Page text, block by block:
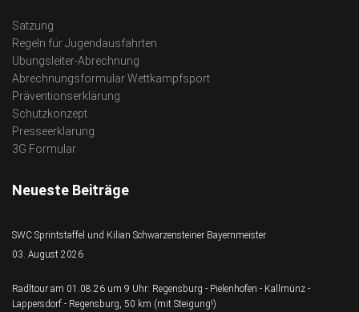
Satzung
Regeln für Jugendausfahrten
Übungsleiter-Abrechnung
Abrechnungsformular Wettkampfsport
Präventionserklärung
Schutzkonzept
Presseerklärung
3G Formular
Neueste Beiträge
SWC Sprintstaffel und Kilian Schwarzensteiner Bayernmeister
03. August 2026
Radltour am 01.08.26 um 9 Uhr: Regensburg - Pielenhofen - Kallmünz -
Lappersdorf - Regensburg, 50 km (mit Steigung!)